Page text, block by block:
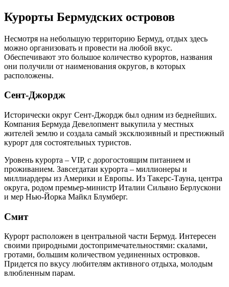
Курорты Бермудских островов
Несмотря на небольшую территорию Бермуд, отдых здесь
можно организовать и провести на любой вкус.
Обеспечивают это большое количество курортов, названия
они получили от наименования округов, в которых
расположены.
Сент-Джордж
Исторически округ Сент-Джордж был одним из беднейших.
Компания Бермуда Девелопмент выкупила у местных
жителей землю и создала самый эксклюзивный и престижный
курорт для состоятельных туристов.
Уровень курорта – VIP, с дорогостоящим питанием и
проживанием. Завсегдатаи курорта – миллионеры и
миллиардеры из Америки и Европы. Из Такерс-Тауна, центра
округа, родом премьер-министр Италии Сильвио Берлускони
и мер Нью-Йорка Майкл Блумберг.
Смит
Курорт расположен в центральной части Бермуд. Интересен
своими природными достопримечательностями: скалами,
гротами, большим количеством уединенных островков.
Придется по вкусу любителям активного отдыха, молодым
влюбленным парам.